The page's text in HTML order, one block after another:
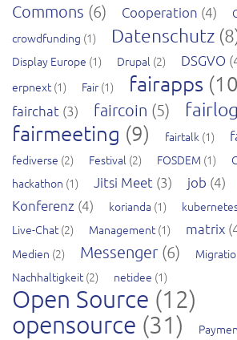
Commons (6) Cooperation (4)
crowdfunding (1) Datenschutz
Display Europe (1) Drupal (2) DSGVO
erpnext (1) Fair (1) fairapps
fairchat (3) faircoin (5)
fairmeeting (9) fairtalk (1)
fediverse (2) Festival (2) FOSDEM (1)
hackathon (1) Jitsi Meet (3) job (4)
Konferenz (4) korianda (1)
Live-Chat (2) Management (1) matrix
Medien (2) Messenger (6)
Nachhaltigkeit (2) netidee (1)
Open Source (12)
opensource (31)